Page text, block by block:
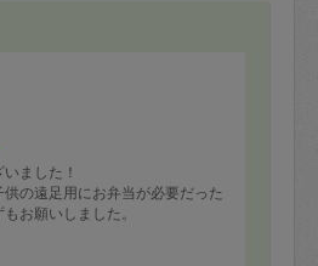
ご飯が楽しみで大満足です！
ました！
の遠足用にお弁当が必要だった
お願いしました。